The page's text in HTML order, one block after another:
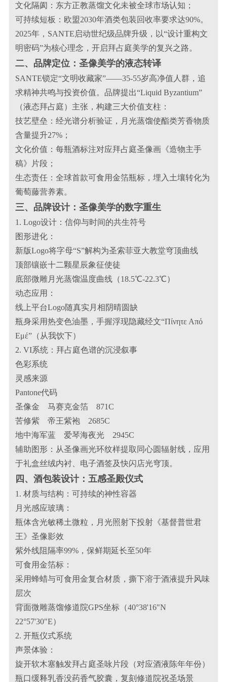
文化隔阂：东方正教蒸馏文化未被全球市场认知；
可持续短板：欧盟2030年酒类包装回收率要求达90%。
2025年，SANTE启动世纪级品牌升级，以“设计重构文
明密码”为核心理念，开启拜占庭美学的复兴之路。
二、品牌定位：圣像美学的液态转译
SANTE锁定“文明收藏家”——35-55岁高净值人群，追
求精神共鸣与投资价值。品牌提出“Liquid Byzantium”
（液态拜占庭）主张，构建三大价值支柱：
技艺壁垒：经光谱分析验证，月光蒸馏使酯类芳香物质
含量提升27%；
文化价值：每瓶酒标注对应拜占庭圣像画《造物主手
稿》片段；
生态责任：全球首款可食用金箔瓶标，埋入土壤转化为
葡萄藤营养素。
三、品牌设计：圣像美学的数字重生
1. Logo设计：信仰与时间的共生符号
图形进化：
新版Logo将字母“S”解构为圣索菲亚大教堂穹顶曲线
顶部镶嵌十二颗星辰象征使徒
底部微雕月光蒸馏温度曲线（18.5℃-22.3℃）
动态应用：
线上平台Logo随真实月相阴晴圆缺
瓶身采用热变色油墨，手握浮现隐藏经文“Πίνητε Από
Εμέ”（从我饮下）
2. VI系统：拜占庭色谱的沉浸叙事
色彩系统
灵感来源
Pantone代码
圣像金 马赛克金箔 871C
苦修紫 帝王紫袍 2685C
地中海军蓝 爱琴海夜光 2945C
辅助图形：从圣像画光环纹样提取同心圆辐射线，应用
于礼盒丝绒内衬、电子酒签及快闪店光穹顶。
四、酒包装设计：五感圣殿仪式
1. 材质与结构：可持续的神性容器
月光感应玻璃：
瓶体含光敏稀土微粒，月光照射下投射《基督普世君
王》圣像影效
紫外线阻隔率99%，保鲜期延长至50年
可食用金箔标：
采用蜂蜡与可食用金复合材质，撕下溶于酒液提升风味
层次
背面微雕蒸馏修道院GPS坐标（40°38'16"N
22°57'30"E）
2. 开瓶仪式系统
声景体验：
旋开软木塞触发拜占庭圣咏片段（对应酒液陈年年份）
瓶口缓释乳香没药香气胶囊，复刻修道院祝圣场景